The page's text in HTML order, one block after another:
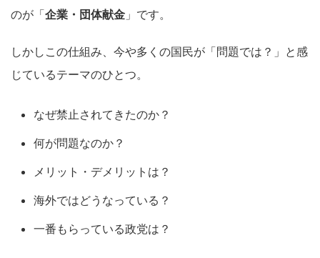
のが「企業・団体献金 」です。
しかしこの仕組み、今や多くの国民が「問題では？」と感
じているテーマのひとつ。
なぜ禁止されてきたのか？
何が問題なのか？
メリット・デメリットは？
海外ではどうなっている？
一番もらっている政党は？